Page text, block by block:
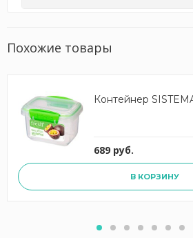
Похожие товары
Контейнер
689 руб.
В КОРЗИНУ